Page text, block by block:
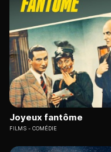
Joyeux fantôme
FILMS COMÉDIE